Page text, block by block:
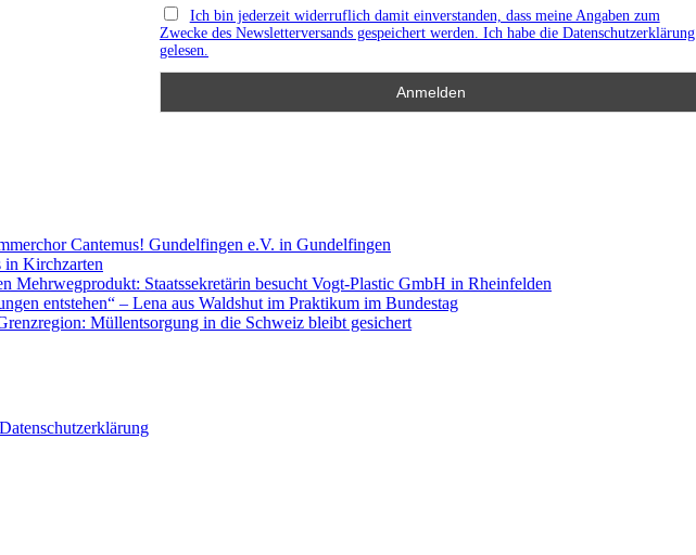
Ich bin jederzeit widerruflich damit einverstanden, dass meine Angaben zum
Zwecke des Newsletterversands gespeichert werden. Ich habe die Datenschutzerklärung
gelesen.
Cantemus! Gundelfingen e.V. in Gundelfingen
in Kirchzarten
Mehrwegprodukt: Staatssekretärin besucht Vogt-Plastic GmbH in Rheinfelden
entstehen“ – Lena aus Waldshut im Praktikum im Bundestag
Müllentsorgung in die Schweiz bleibt gesichert
Datenschutzerklärung